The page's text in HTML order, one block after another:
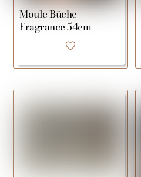
Moule Bûche
Fragrance 54cm